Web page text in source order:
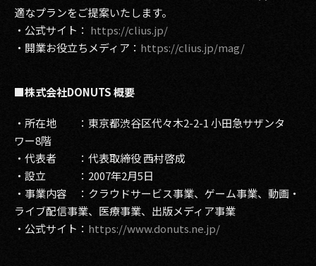
適なプランをご提案いたします。
・公式サイト： https://clius.jp/
・開業お役立ちメディア： https://clius.jp/mag/
■株式会社DONUTS 概要
・所在地 ：東京都渋谷区代々木2-2-1 小田急サザンタ
ワー8階
・代表者 ：代表取締役 西村啓成
・設立 ：2007年2月5日
・事業内容 ：クラウドサービス事業、ゲーム事業、動画・
ライブ配信事業、医療事業、出版メディア事業
・公式サイト： https://www.donuts.ne.jp/